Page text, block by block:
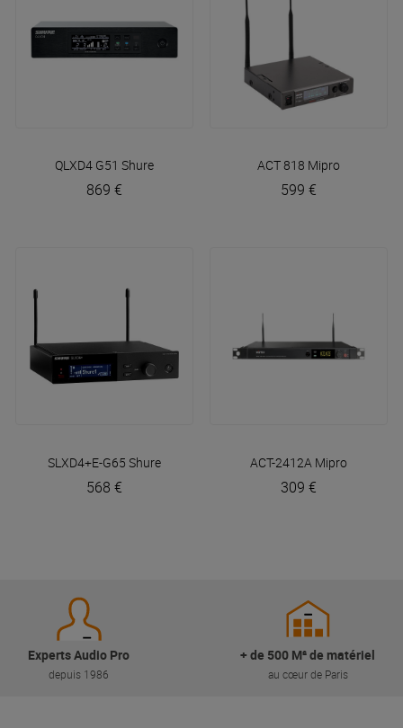
QLXD4 G51 Shure
869 €
ACT 818 Mipro
599 €
SLXD4+E-G65 Shure
568 €
ACT-2412A Mipro
309 €
Experts Audio Pro
depuis 1986
+ de 500 M² de matériel
au cœur de Paris